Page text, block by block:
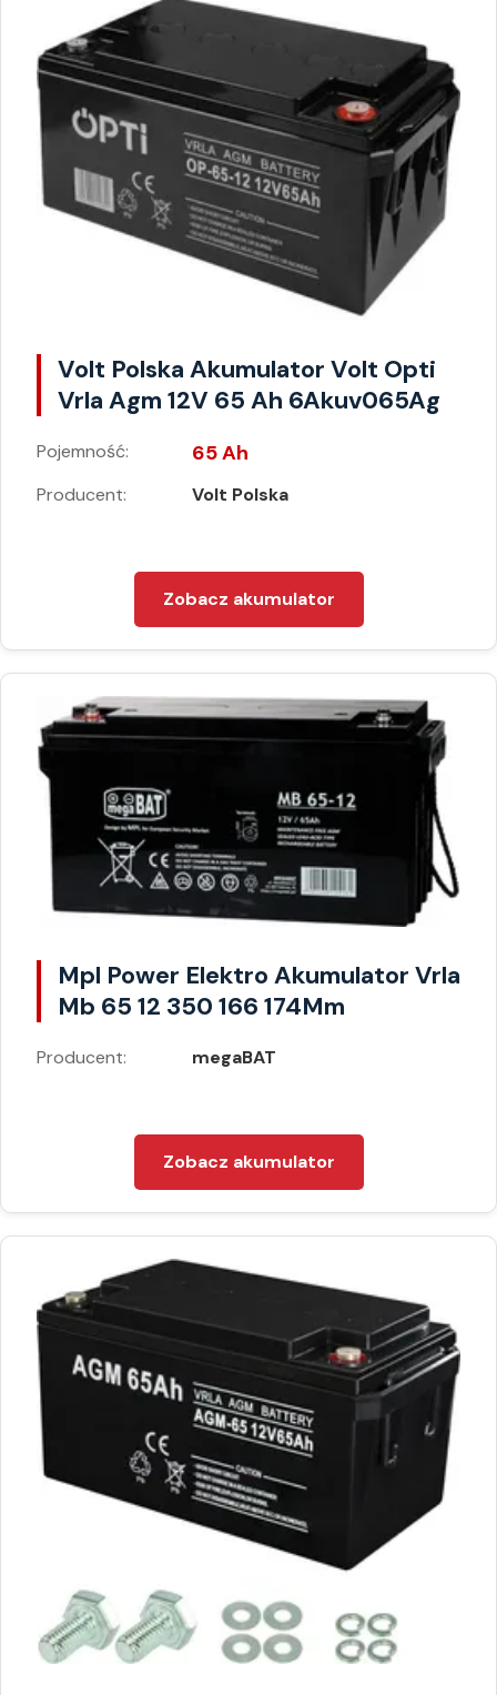
Volt Polska Akumulator Volt Opti
Vrla Agm 12V 65 Ah 6Akuv065Ag
Pojemność: 65 Ah
Producent: Volt Polska
Zobacz akumulator
Mpl Power Elektro Akumulator Vrla
Mb 65 12 350 166 174Mm
Producent: megaBAT
Zobacz akumulator